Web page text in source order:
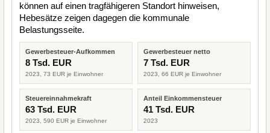
können auf einen tragfähigeren Standort hinweisen,
Hebesätze zeigen dagegen die kommunale
Belastungsseite.
Gewerbesteuer-Aufkommen
8 Tsd. EUR
2023, 73 EUR je Einwohner
Gewerbesteuer netto
7 Tsd. EUR
2023, 66 EUR je Einwohner
Steuereinnahmekraft
63 Tsd. EUR
2023, 590 EUR je Einwohner
Anteil Einkommensteuer
41 Tsd. EUR
2023